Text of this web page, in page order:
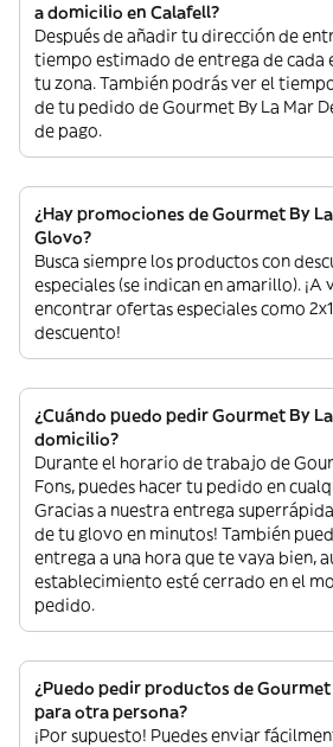
a domicilio en Calafell?
Después de añadir tu dirección de
tiempo estimado de entrega de cada
tu zona. También podrás ver el
de tu pedido de Gourmet By La Mar
de pago.
¿Hay promociones de Gourmet By
Glovo?
Busca siempre los productos con
especiales (se indican en amarillo). ¡A
encontrar ofertas especiales como
descuento!
¿Cuándo puedo pedir Gourmet By La
domicilio?
Durante el horario de trabajo de
Fons, puedes hacer tu pedido en
Gracias a nuestra entrega
de tu glovo en minutos! También
entrega a una hora que te vaya bien,
establecimiento esté cerrado en el
pedido.
¿Puedo pedir productos de Gourmet
para otra persona?
¡Por supuesto! Puedes enviar